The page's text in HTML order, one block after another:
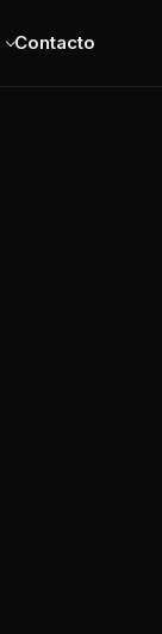
Contacto